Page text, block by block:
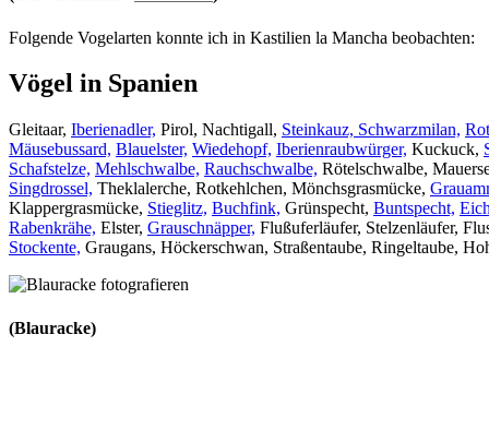
Folgende Vogelarten konnte ich in Kastilien la Mancha beobachten:
Vögel in Spanien
Gleitaar, Iberienadler, Pirol, Nachtigall, Steinkauz, Schwarzmilan,
Mäusebussard, Blauelster, Wiedehopf, Iberienraubwürger, Kuckuck,
Schafstelze, Mehlschwalbe, Rauchschwalbe, Rötelschwalbe,
Singdrossel, Theklalerche, Rotkehlchen, Mönchsgrasmücke,
Klappergrasmücke, Stieglitz, Buchfink, Grünspecht, Buntspecht,
Rabenkrähe, Elster, Grauschnäpper, Flußuferläufer, Stelzenläufer,
Stockente, Graugans, Höckerschwan, Straßentaube, Ringeltaube,
(Blauracke)